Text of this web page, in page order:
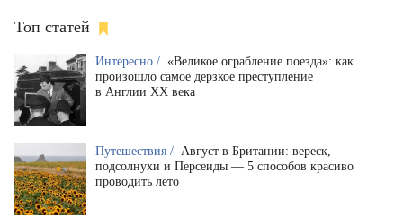
Топ статей
Интересно / «Великое ограбление поезда»: как
произошло самое дерзкое преступление
в Англии XX века
Путешествия / Август в Британии: вереск,
подсолнухи и Персеиды — 5 способов красиво
проводить лето